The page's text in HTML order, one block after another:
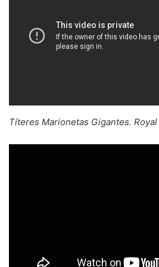
Títeres Marionetas Gigantes. Royal